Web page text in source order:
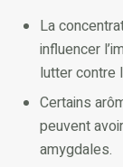
La
influencer
lutter contre
Certains
peuvent
amygdales.